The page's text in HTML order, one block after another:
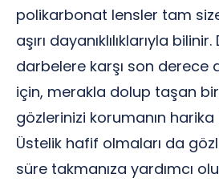
polikarbonat lensler tam
aşırı dayanıklılıklarıyla
darbelere karşı son derece
için, merakla dolup taşan
gözlerinizi korumanın
Üstelik hafif olmaları da
süre takmanıza yardımcı